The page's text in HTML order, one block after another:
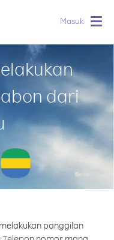
Masuk
dari
panggilan